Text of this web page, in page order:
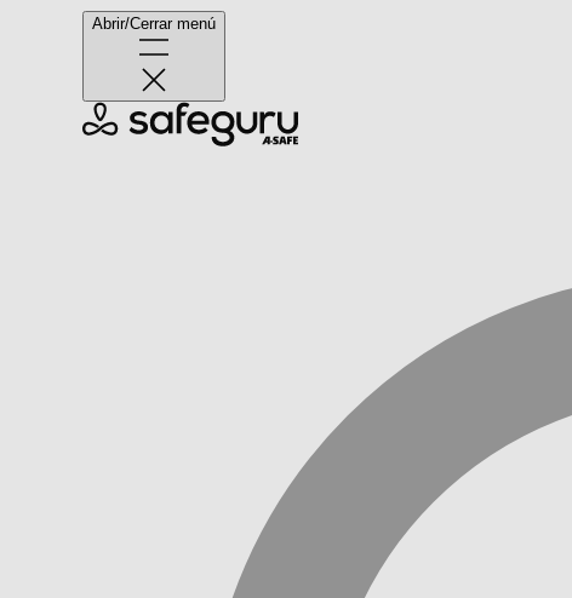
Abrir/Cerrar menú